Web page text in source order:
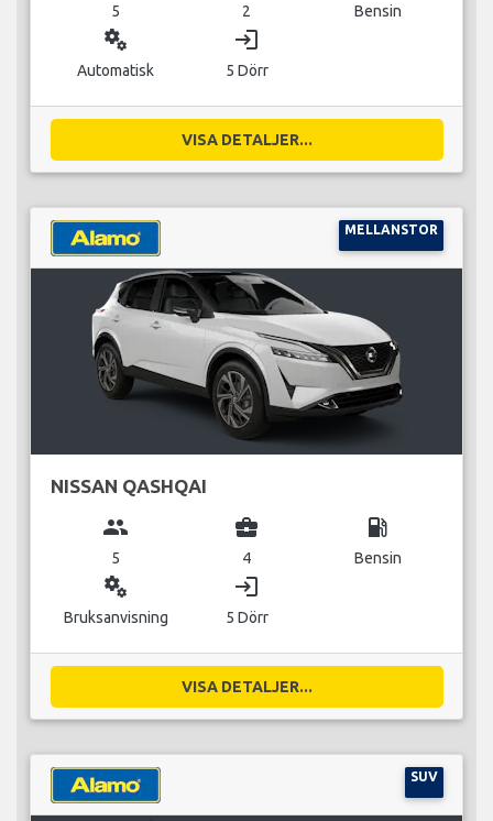
5 2 Bensin
miscellaneous_services
Automatisk
login
5 Dörr
VISA DETALJER...
MELLANSTOR
NISSAN QASHQAI
group
5
business_center
4
local_gas_station
Bensin
miscellaneous_services
Bruksanvisning
login
5 Dörr
VISA DETALJER...
SUV